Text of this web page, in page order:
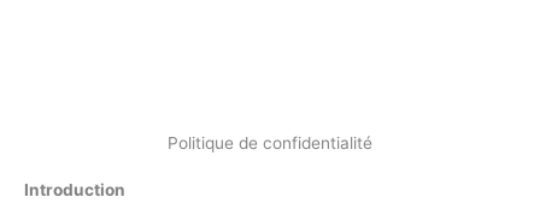
Politique de confidentialité
Introduction